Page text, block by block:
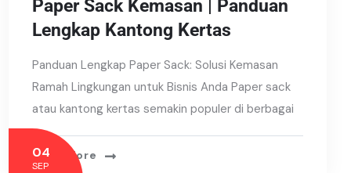
Paper Sack Kemasan | Panduan
Lengkap Kantong Kertas
Panduan Lengkap Paper Sack: Solusi Kemasan
Ramah Lingkungan untuk Bisnis Anda Paper sack
atau kantong kertas semakin populer di berbagai
Read More
04
SEP